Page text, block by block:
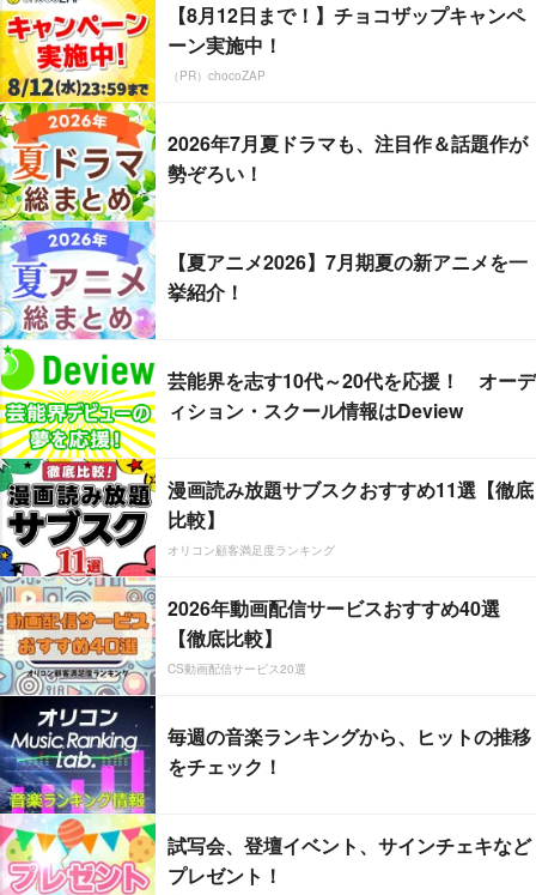
【8月12日まで！】チョコザップキャンペ
ーン実施中！
（PR）chocoZAP
2026年7月夏ドラマも、注目作＆話題作が
勢ぞろい！
【夏アニメ2026】7月期夏の新アニメを一
挙紹介！
芸能界を志す10代～20代を応援！ オーデ
ィション・スクール情報はDeview
漫画読み放題サブスクおすすめ11選【徹底
比較】
オリコン顧客満足度ランキング
2026年動画配信サービスおすすめ40選
【徹底比較】
CS動画配信サービス20選
毎週の音楽ランキングから、ヒットの推移
をチェック！
試写会、登壇イベント、サインチェキなど
プレゼント！